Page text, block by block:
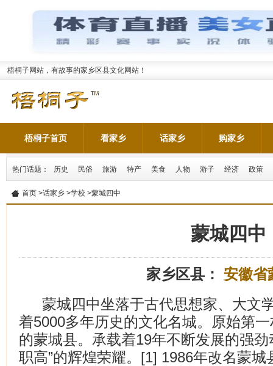
梧桐子网站，有故事的家乡区县文化网站！
梧桐子首页 看家乡 话家乡 购家乡
热门话题： 历史 民俗 旅游 特产 美食 人物 游子 经济 政策
首页 >话家乡 >学校 >蒙城四中
蒙城四中
家乡区县： 安徽省
蒙城四中坐落于古代思想家、大文
着5000多年历史的文化名城。原始第
的蒙城县。承载着19年不断发展的强
职高”的辉煌荣耀。[1] 1986年改名蒙